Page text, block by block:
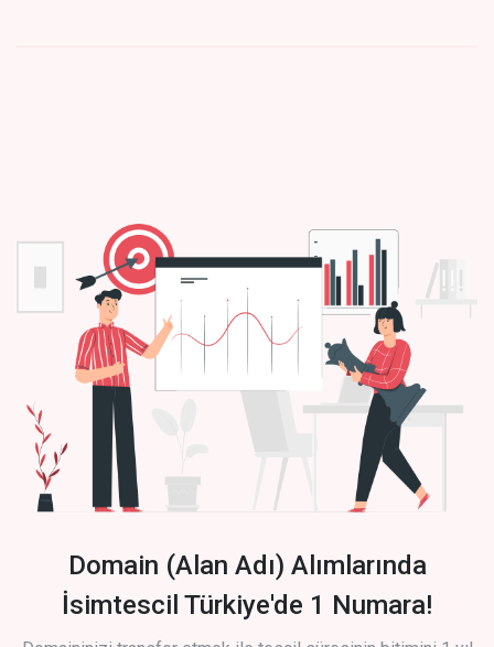
Domain (Alan Adı) Alımlarında
İsimtescil Türkiye'de 1 Numara!